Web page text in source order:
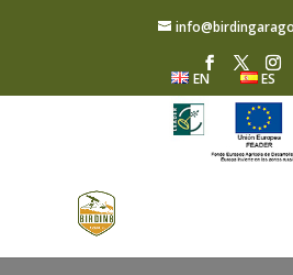
EN ES